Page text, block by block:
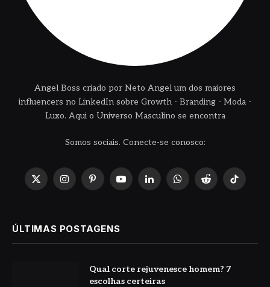
Angel Boss criado por Neto Angel um dos maiores
influencers no LinkedIn sobre Growth - Branding - Moda -
Luxo. Aqui o Universo Masculino se encontra
Somos sociais. Conecte-se conosco:
X
InstagramPinterestYouTubeLinkedInWhatsApp
Reddit TikTok
ÚLTIMAS POSTAGENS
Qual corte rejuvenesce homem? 7
escolhas certeiras